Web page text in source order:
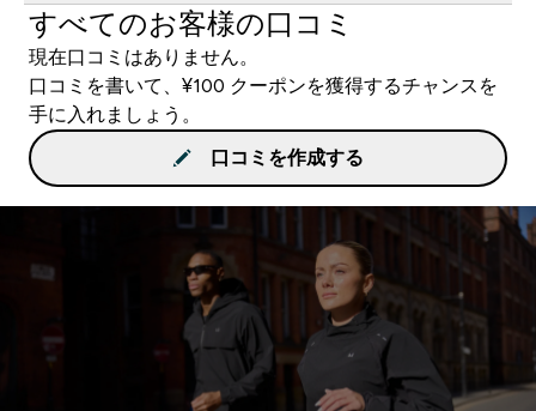
すべてのお客様の口コミ
現在口コミはありません。
口コミを書いて、¥100 クーポンを獲得するチャンスを
手に入れましょう。
口コミを作成する